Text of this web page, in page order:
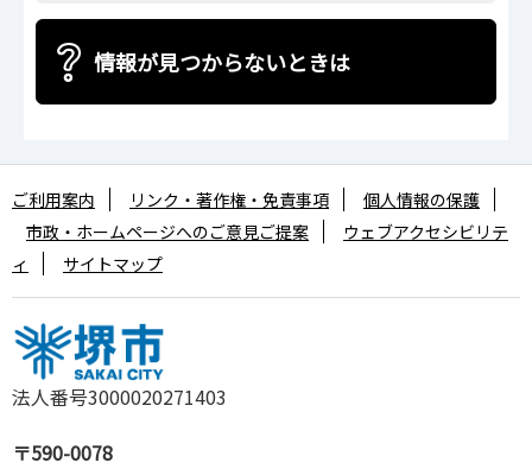
情報が見つからないときは
法人番号3000020271403
〒590-0078
ご利用案内 リンク・著作権・免責事項
個人情報の保護
市政・ホームページへのご意見ご提案
ウェブアクセシビリテ
ィ
サイトマップ